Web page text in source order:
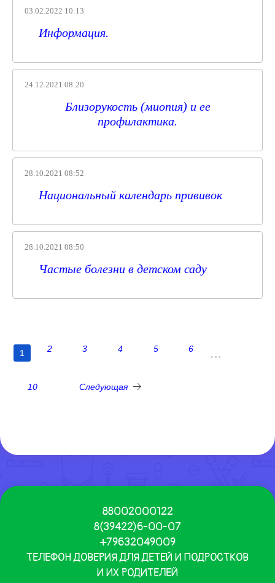
03.02.2022 10:13
Информация.
24.12.2021 08:20
Близорукость (миопия) и ее
профилактика.
28.10.2021 08:52
Национальный календарь прививок
28.10.2021 08:50
Частые болезни в детском саду
1 2 3 4 5 6
10 Следующая
88002000122
8(39422)6-00-07
+79632049009
ТЕЛЕФОН ДОВЕРИЯ ДЛЯ ДЕТЕЙ И ПОДРОСТКОВ
И ИХ РОДИТЕЛЕЙ